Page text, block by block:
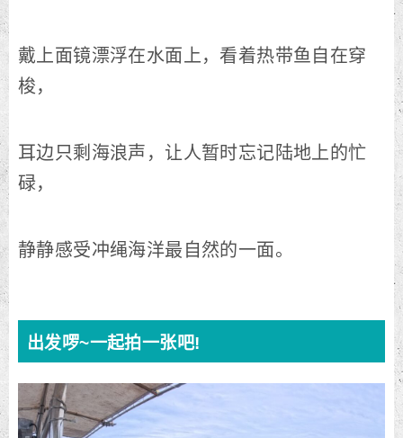
戴上面镜漂浮在水面上，看着热带鱼自在穿
梭，
耳边只剩海浪声，让人暂时忘记陆地上的忙
碌，
静静感受冲绳海洋最自然的一面。
出发啰~一起拍一张吧!